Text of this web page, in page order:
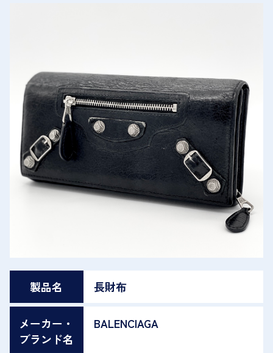
製品名 長財布
メーカー・
ブランド名
BALENCIAGA